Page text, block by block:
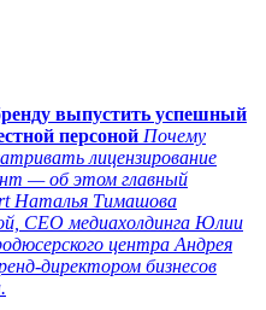
выпустить успешный
персоной Почему
лицензирование
— об этом главный
Наталья Тимашова
СЕО медиахолдинга Юлии
центра Андрея
директором бизнесов